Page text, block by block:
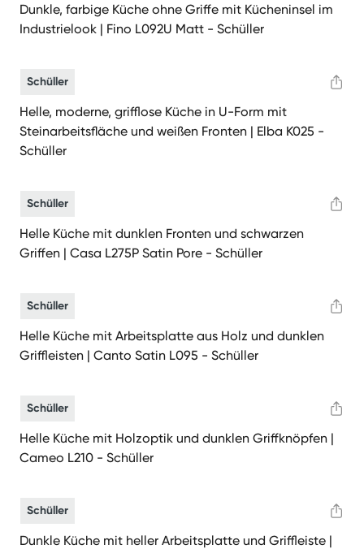
Dunkle, farbige Küche ohne Griffe mit Kücheninsel im
Industrielook | Fino L092U Matt - Schüller
Schüller
Helle, moderne, grifflose Küche in U-Form mit
Steinarbeitsfläche und weißen Fronten | Elba K025 -
Schüller
Schüller
Helle Küche mit dunklen Fronten und schwarzen
Griffen | Casa L275P Satin Pore - Schüller
Schüller
Helle Küche mit Arbeitsplatte aus Holz und dunklen
Griffleisten | Canto Satin L095 - Schüller
Schüller
Helle Küche mit Holzoptik und dunklen Griffknöpfen |
Cameo L210 - Schüller
Schüller
Dunkle Küche mit heller Arbeitsplatte und Griffleiste |